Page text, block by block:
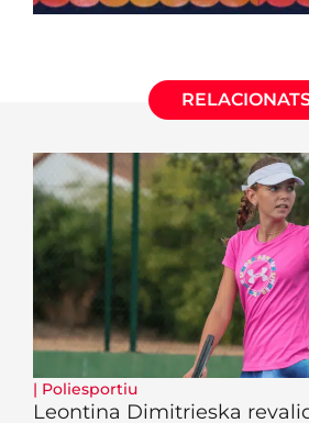
| Poliesportiu
Leontina Dimitrieska